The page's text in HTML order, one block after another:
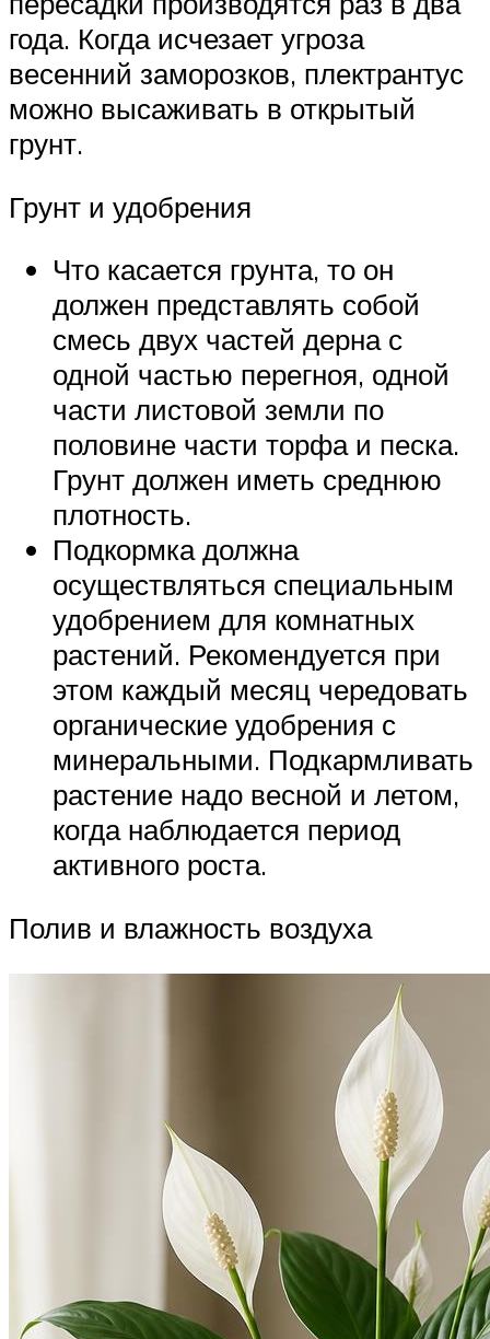
года. Когда исчезает угроза
весенний заморозков, плектрантус
можно высаживать в открытый
грунт.
Грунт и удобрения
Что касается грунта, то он
должен представлять собой
смесь двух частей дерна с
одной частью перегноя, одной
части листовой земли по
половине части торфа и песка.
Грунт должен иметь среднюю
плотность.
Подкормка должна
осуществляться специальным
удобрением для комнатных
растений. Рекомендуется при
этом каждый месяц чередовать
органические удобрения с
минеральными. Подкармливать
растение надо весной и летом,
когда наблюдается период
активного роста.
Полив и влажность воздуха